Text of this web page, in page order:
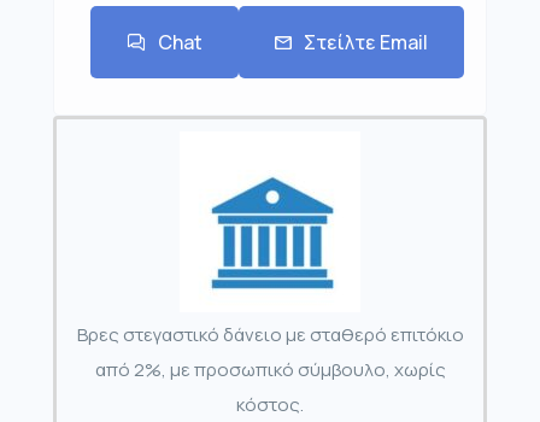
Chat Στείλτε Email
Βρες στεγαστικό δάνειο με σταθερό επιτόκιο
από 2%, με προσωπικό σύμβουλο, χωρίς
κόστος.